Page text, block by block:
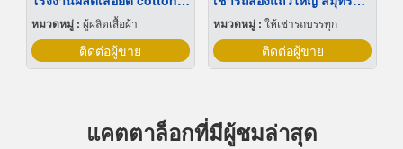
หมวดหมู่ : ผู้ผลิตเสื้อผ้า
ติดต่อผู้ขาย
หมวดหมู่ : ให้เช่ารถบรรทุก
ติดต่อผู้ขาย
แคตตาล็อกที่มีผู้ชมล่าสุด